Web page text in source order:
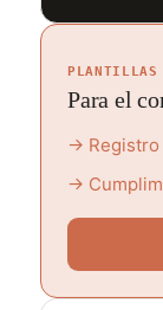
PLANTILLAS
Para el
→ Registro
→